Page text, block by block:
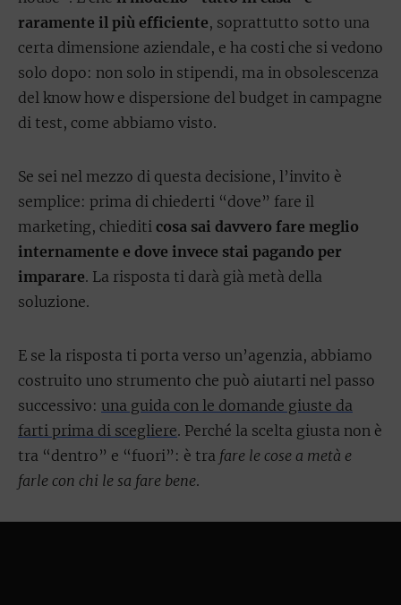
raramente il più efficiente, soprattutto sotto una
certa dimensione aziendale, e ha costi che si vedono
solo dopo: non solo in stipendi, ma in obsolescenza
del know how e dispersione del budget in campagne
di test, come abbiamo visto.
Se sei nel mezzo di questa decisione, l’invito è
semplice: prima di chiederti “dove” fare il
marketing, chiediti cosa sai davvero fare meglio
internamente e dove invece stai pagando per
imparare. La risposta ti darà già metà della
soluzione.
E se la risposta ti porta verso un’agenzia, abbiamo
costruito uno strumento che può aiutarti nel passo
successivo: una guida con le domande giuste da
farti prima di scegliere. Perché la scelta giusta non è
tra “dentro” e “fuori”: è tra fare le cose a metà e
farle con chi le sa fare bene.